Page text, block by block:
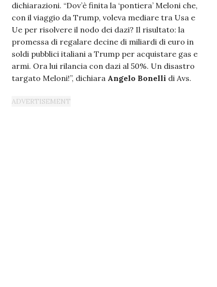
dichiarazioni. “Dov’è finita la ‘pontiera’ Meloni che,
con il viaggio da Trump, voleva mediare tra Usa e
Ue per risolvere il nodo dei dazi? Il risultato: la
promessa di regalare decine di miliardi di euro in
soldi pubblici italiani a Trump per acquistare gas e
armi. Ora lui rilancia con dazi al 50%. Un disastro
targato Meloni!”, dichiara Angelo Bonelli di Avs.